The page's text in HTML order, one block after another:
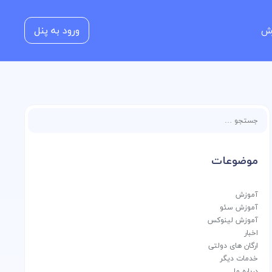
ورود به پنل
برای:
موضوعات
آموزش
آموزش سئو
آموزش لینوکس
اخبار
ارگان های دولتی
خدمات دیگر